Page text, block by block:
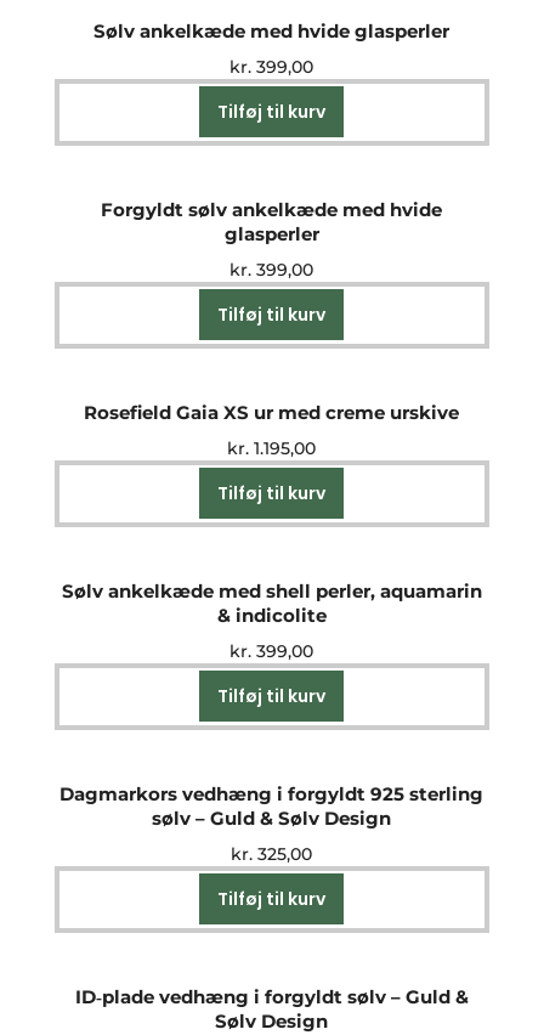
Sølv ankelkæde med hvide glasperler
kr. 399,00
Tilføj til kurv
Forgyldt sølv ankelkæde med hvide
glasperler
kr. 399,00
Tilføj til kurv
Rosefield Gaia XS ur med creme urskive
kr. 1.195,00
Tilføj til kurv
Sølv ankelkæde med shell perler, aquamarin
& indicolite
kr. 399,00
Tilføj til kurv
Dagmarkors vedhæng i forgyldt 925 sterling
sølv – Guld & Sølv Design
kr. 325,00
Tilføj til kurv
ID‑plade vedhæng i forgyldt sølv – Guld &
Sølv Design